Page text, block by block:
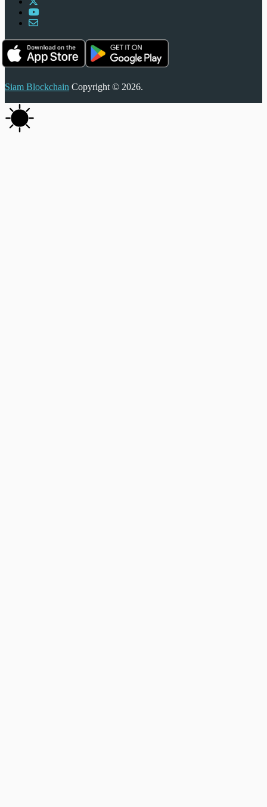
Siam Blockchain Copyright © 2026.